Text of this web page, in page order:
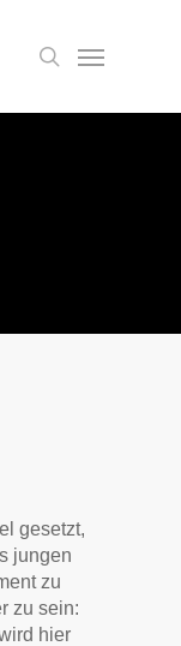
search
Menu
gesetzt,
jungen
zu
zu sein:
hier